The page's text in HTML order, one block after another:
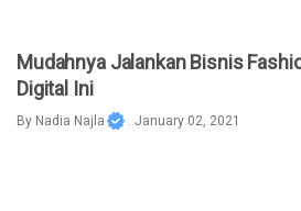
Mudahnya Jalankan Bisnis
Digital Ini
By Nadia Najla . January 02, 2021